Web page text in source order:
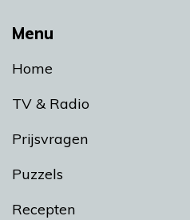
Menu
Home
TV & Radio
Prijsvragen
Puzzels
Recepten